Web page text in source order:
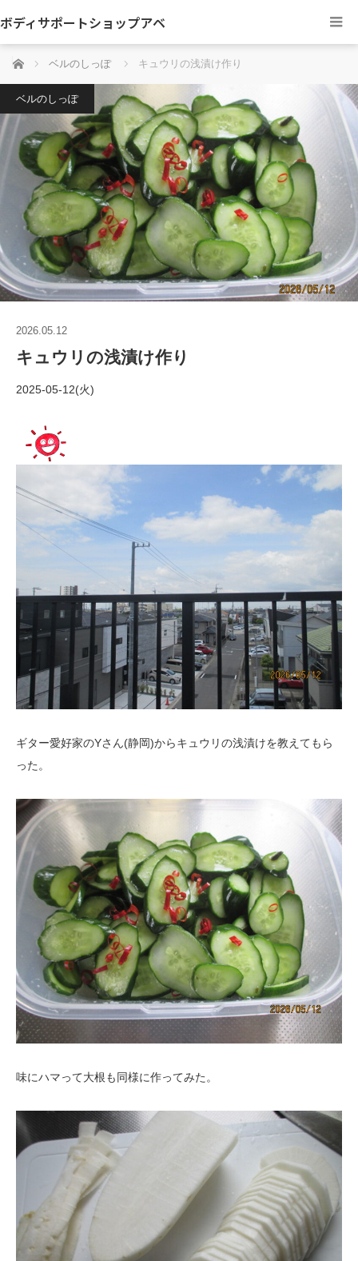
ボディサポートショップアベ
ホーム ベルのしっぽ キュウリの浅漬け作り
ベルのしっぽ
2026.05.12
キュウリの浅漬け作り
2025-05-12(火)
ギター愛好家のYさん(静岡)からキュウリの浅漬けを教えてもら
った。
味にハマって大根も同様に作ってみた。